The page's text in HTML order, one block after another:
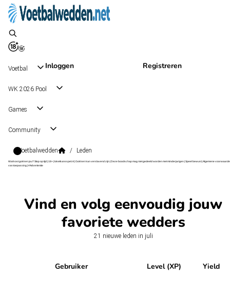
Inloggen Registreren
Voetbal
WK 2026 Pool
Games
Community
Voetbalwedden / Leden
Wat kost gokken jou? Stop op tijd | 18+ | loketkansspel.nl | Gokken kan verslavend zijn | Deze boodschap mag niet gedeeld worden met minderjarigen | Speel bewust | Algemene
van toepassing | #Advertentie
Vind en volg eenvoudig jouw
favoriete wedders
21 nieuwe leden in juli
Gebruiker Level (XP) Yield